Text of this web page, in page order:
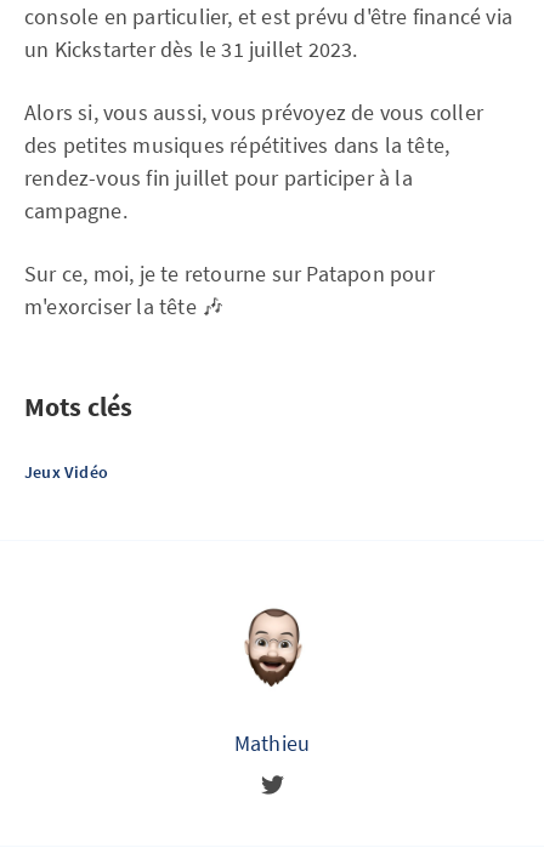
console en particulier, et est prévu d'être financé via
un Kickstarter dès le 31 juillet 2023.
Alors si, vous aussi, vous prévoyez de vous coller
des petites musiques répétitives dans la tête,
rendez-vous fin juillet pour participer à la
campagne.
Sur ce, moi, je te retourne sur Patapon pour
m'exorciser la tête 🎶
Mots clés
Jeux Vidéo
Mathieu